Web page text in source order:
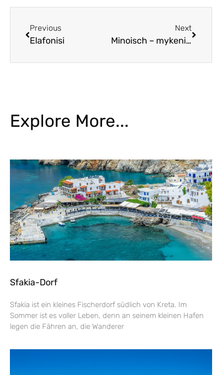
Previous
Elafonisi
Next
Minoisch – mykenisches Kreta
Explore More...
Sfakia-Dorf
Sfakia ist ein kleines Fischerdorf südlich von Kreta. Im
Sommer ist es voller Leben, denn an seinem kleinen Hafen
legen die Fähren an, die Wanderer